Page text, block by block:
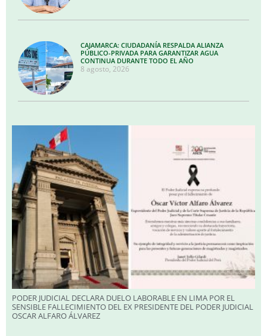
CAJAMARCA: CIUDADANÍA RESPALDA ALIANZA
PÚBLICO-PRIVADA PARA GARANTIZAR AGUA
CONTINUA DURANTE TODO EL AÑO
8 agosto, 2026
PODER JUDICIAL DECLARA DUELO LABORABLE EN LIMA POR EL
SENSIBLE FALLECIMIENTO DEL EX PRESIDENTE DEL PODER JUDICIAL
OSCAR ALFARO ÁLVAREZ